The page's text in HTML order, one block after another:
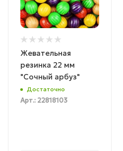
Жевательная
резинка 22 мм
"Сочный арбуз"
Достаточно
Арт.: 22818103